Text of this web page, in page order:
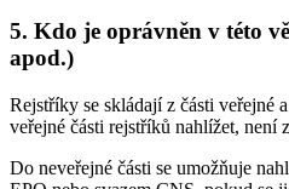
5. Kdo je oprávněn v této
apod.)
Rejstříky se skládají z části veřejné
veřejné části rejstříků nahlížet, není
Do neveřejné části se umožňuje